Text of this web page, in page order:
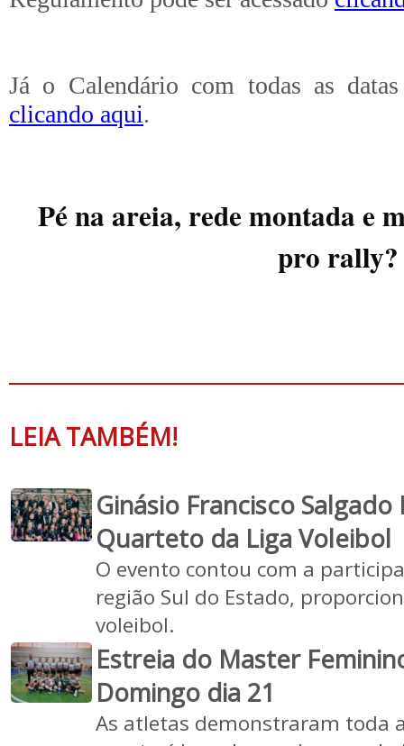
Já o Calendário com todas as
clicando aqui.
Pé na areia, rede montada e
pro rally?
LEIA TAMBÉM!
Ginásio Francisco
Quarteto da Liga Voleibol
O evento contou com a
região Sul do Estado,
voleibol.
Estreia do Master
Domingo dia 21
As atletas demonstraram toda